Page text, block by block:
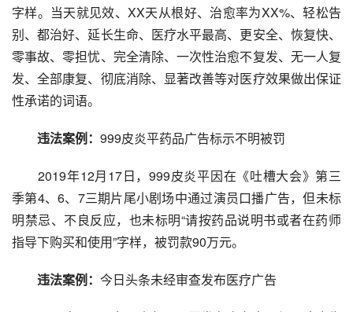
字样。当天就见效、XX天从根好、治愈率为XX%、轻松告
别、都治好、延长生命、医疗水平最高、更安全、恢复快、
零事故、零担忧、完全清除、一次性治愈不复发、无一人复
发、全部康复、彻底消除、显著改善等对医疗效果做出保证
性承诺的词语。
违法案例： 999皮炎平药品广告标示不明被罚
2019年12月17日，999皮炎平因在《吐槽大会》第三
季第4、6、7三期片尾小剧场中通过演员口播广告，但未标
明禁忌、不良反应，也未标明“请按药品说明书或者在药师
指导下购买和使用”字样，被罚款90万元。
违法案例： 今日头条未经审查发布医疗广告